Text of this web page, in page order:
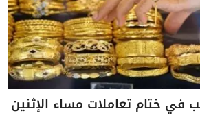
في ختام تعاملات مساء الإثنين